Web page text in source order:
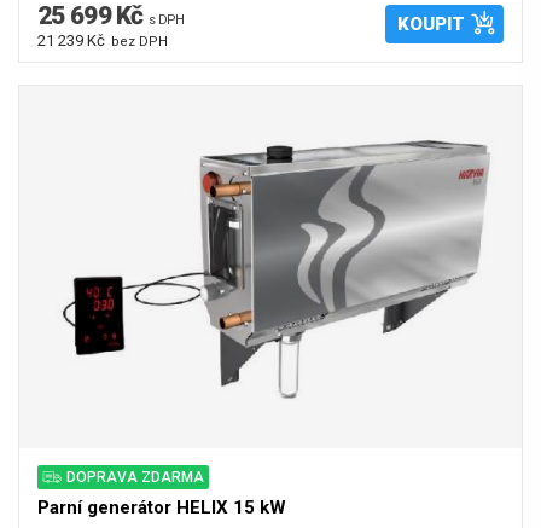
25 699 Kč s DPH
21 239 Kč bez DPH
KOUPIT
DOPRAVA ZDARMA
Parní generátor HELIX 15 kW